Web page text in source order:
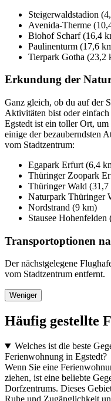
Steigerwaldstadion
Avenida-Therme
Biohof Scharf (16,4
Paulinenturm (17,6
Tierpark Gotha (23,2
Erkundung der
Ganz gleich, ob du auf der
Aktivitäten bist oder
Egstedt ist ein toller Ort,
einige der bezauberndsten
vom Stadtzentrum:
Egapark Erfurt (6,4
Thüringer Zoopark
Thüringer Wald (31,7
Naturpark Thüringer
Nordstrand (9 km)
Stausee Hohenfelden
Transportoptionen
Der nächstgelegene
vom Stadtzentrum entfernt.
Weniger
Häufig gestellte
Welches ist die beste
Ferienwohnung in Egstedt?
Wenn Sie eine
ziehen, ist eine beliebte
Dorfzentrums. Dieses